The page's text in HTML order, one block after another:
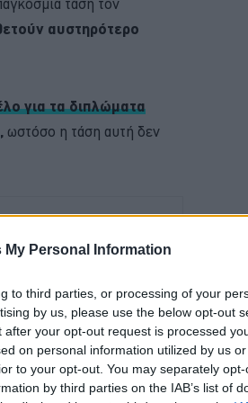
My Personal Information
to third parties, or processing of your
by us, please use the below opt-out
your opt-out request is processed
on personal information utilized by us
to your opt-out. You may separately
by third parties on the IAB’s list of
αυστηρότερο
για τα διπλώματα
ωστόσο η τάση αυτή δεν
ΤΟ ΑΤΟΜΟ
ΕΥΡΩ